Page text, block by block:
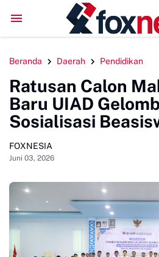
Perkuat Kolaborasi
Beranda Daerah Pendidikan
Ratusan Calon
Baru UIAD
Sosialisasi
FOXNESIA
Juni 03, 2026